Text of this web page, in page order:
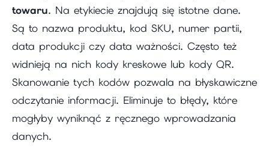
towaru. Na etykiecie znajdują się istotne dane.
Są to nazwa produktu, kod SKU, numer partii,
data produkcji czy data ważności. Często też
widnieją na nich kody kreskowe lub kody QR.
Skanowanie tych kodów pozwala na błyskawiczne
odczytanie informacji. Eliminuje to błędy, które
mogłyby wyniknąć z ręcznego wprowadzania
danych.